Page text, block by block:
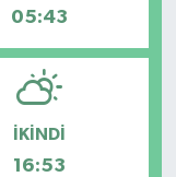
05:43
İKINDI
16:53